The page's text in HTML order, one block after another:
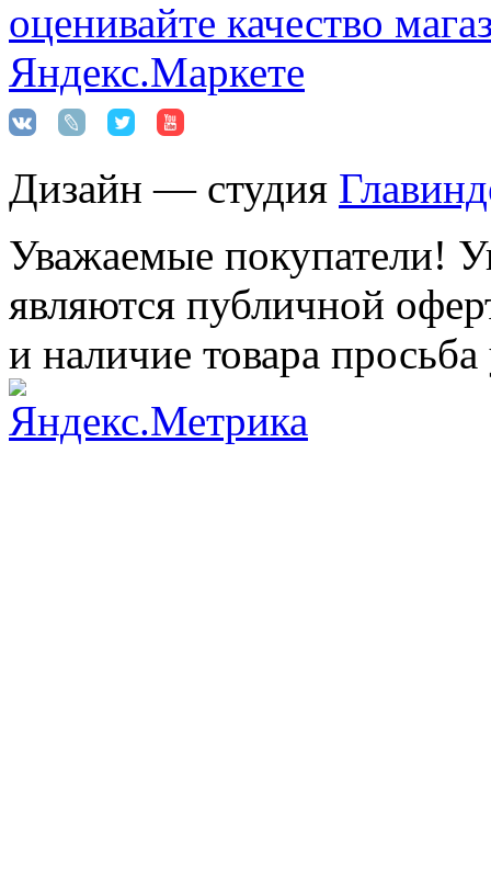
Дизайн — студия
Уважаемые покупатели!
являются публичной
и наличие товара